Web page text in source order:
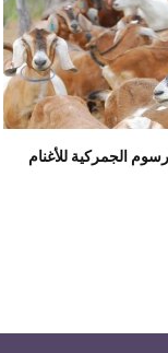
الجمركية للأغنام